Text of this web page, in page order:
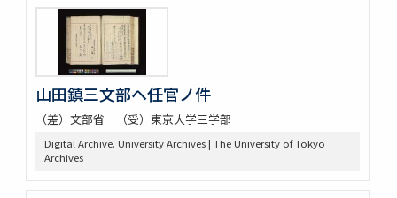
山田鎮三文部ヘ任官ノ件
（差）文部省 （受）東京大学三学部
Digital Archive. University Archives | The University of Tokyo
Archives